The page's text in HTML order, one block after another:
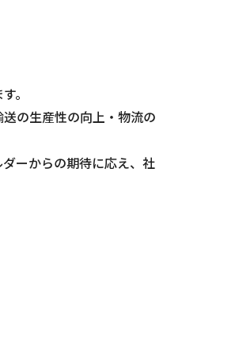
。
の生産性の向上・物流の
ーからの期待に応え、社